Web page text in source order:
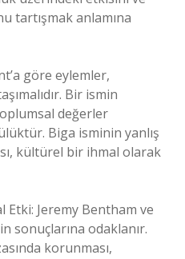
tartışmak anlamına
göre eylemler,
Bir ismin
değerler
Biga isminin yanlış
kültürel bir ihmal olarak
Jeremy Bentham ve
sonuçlarına odaklanır.
korunması,